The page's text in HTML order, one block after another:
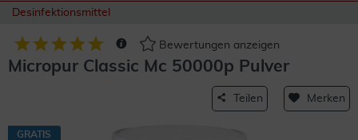
Desinfektionsmittel
Bewertungen anzeigen
Micropur Classic Mc 50000p Pulver
Teilen Merken
GRATIS